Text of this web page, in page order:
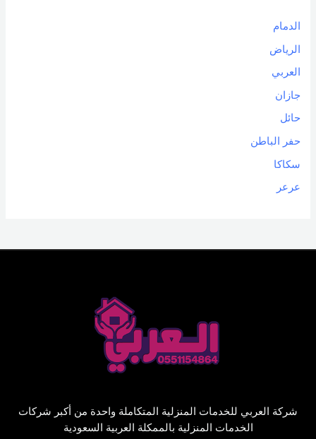
الدمام
الرياض
العربي
جازان
حائل
حفر الباطن
سكاكا
عرعر
شركة العربي للخدمات المنزلية المتكاملة واحدة من أكبر شركات
الخدمات المنزلية بالممكلة العربية السعودية